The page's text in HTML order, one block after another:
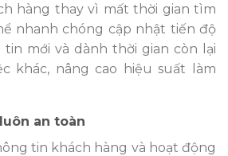
hàng thay vì mất thời gian tìm
nhanh chóng cập nhật tiến độ
mới và dành thời gian còn lại
khác, nâng cao hiệu suất làm
an toàn
tin khách hàng và hoạt động